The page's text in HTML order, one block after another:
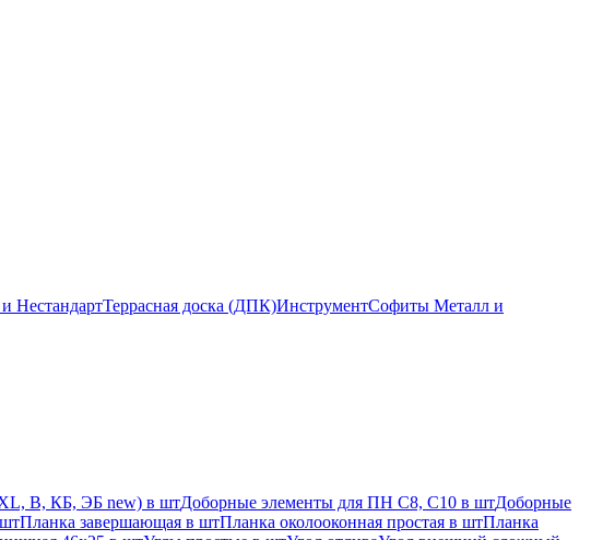
НестандартТеррасная доска (ДПК)ИнструментСофиты Металл и
В, КБ, ЭБ new) в штДоборные элементы для ПН С8, С10 в штДоборные
Планка завершающая в штПланка околооконная простая в штПланка